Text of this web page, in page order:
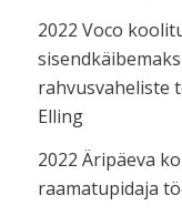
2022 Voco
rahvusvaheliste
Elling
2022 Äripäeva
raamatupidaja